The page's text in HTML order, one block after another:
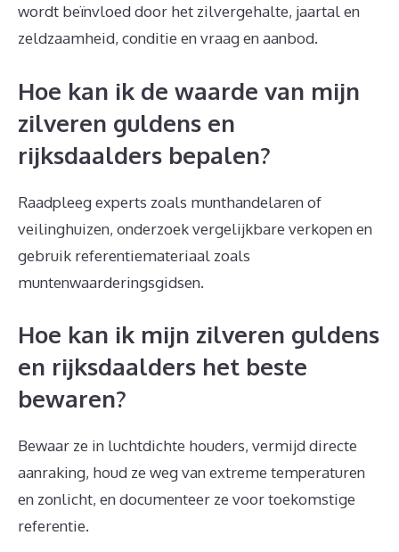
wordt beïnvloed door het zilvergehalte, jaartal en
zeldzaamheid, conditie en vraag en aanbod.
Hoe kan ik de waarde van mijn
zilveren guldens en
rijksdaalders bepalen?
Raadpleeg experts zoals munthandelaren of
veilinghuizen, onderzoek vergelijkbare verkopen en
gebruik referentiemateriaal zoals
muntenwaarderingsgidsen.
Hoe kan ik mijn zilveren guldens
en rijksdaalders het beste
bewaren?
Bewaar ze in luchtdichte houders, vermijd directe
aanraking, houd ze weg van extreme temperaturen
en zonlicht, en documenteer ze voor toekomstige
referentie.